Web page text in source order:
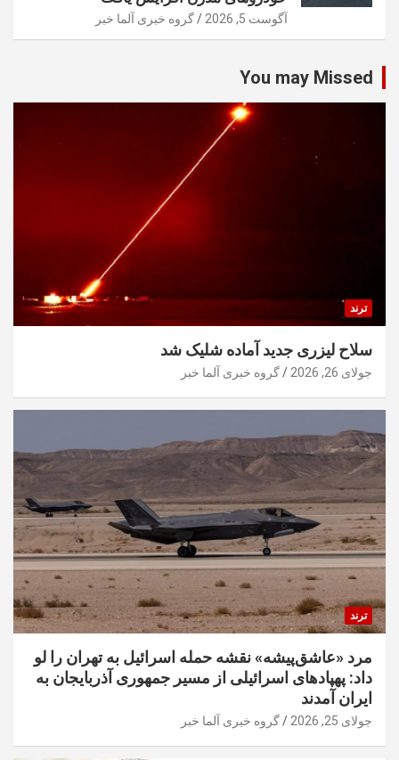
آگوست 5, 2026 گروه خبری آلما خبر
You may Missed
ترند
سلاح لیزری جدید آماده شلیک شد
جولای 26, 2026 گروه خبری آلما خبر
ترند
مرد «عاشق‌پیشه» نقشه حمله اسرائیل به تهران را لو
داد: پهپادهای اسرائیلی از مسیر جمهوری آذربایجان به
ایران آمدند
جولای 25, 2026 گروه خبری آلما خبر